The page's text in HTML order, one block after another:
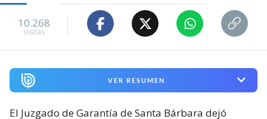
10.268
visitas
VER RESUMEN
El Juzgado de Garantía de Santa Bárbara dejó